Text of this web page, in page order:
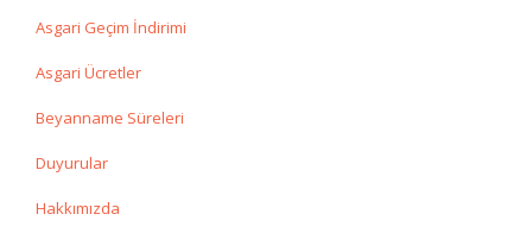
Asgari Geçim İndirimi
Asgari Ücretler
Beyanname Süreleri
Duyurular
Hakkımızda